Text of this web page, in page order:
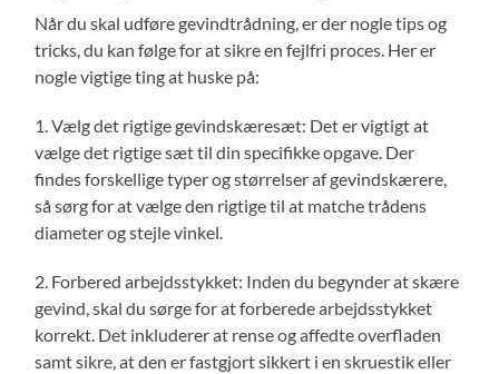
Når du skal udføre gevindtrådning, er der nogle tips og
tricks, du kan følge for at sikre en fejlfri proces. Her er
nogle vigtige ting at huske på:
1. Vælg det rigtige gevindskæresæt: Det er vigtigt at
vælge det rigtige sæt til din specifikke opgave. Der
findes forskellige typer og størrelser af gevindskærere,
så sørg for at vælge den rigtige til at matche trådens
diameter og stejle vinkel.
2. Forbered arbejdsstykket: Inden du begynder at skære
gevind, skal du sørge for at forberede arbejdsstykket
korrekt. Det inkluderer at rense og affedte overfladen
samt sikre, at den er fastgjort sikkert i en skruestik eller